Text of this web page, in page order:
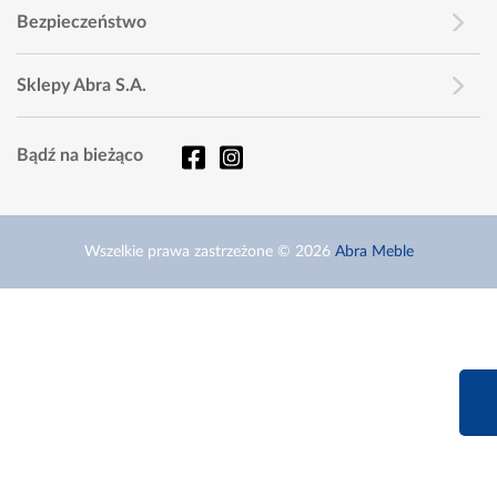
Bezpieczeństwo
Sklepy Abra S.A.
Bądź na bieżąco
Wszelkie prawa zastrzeżone © 2026 Abra Meble